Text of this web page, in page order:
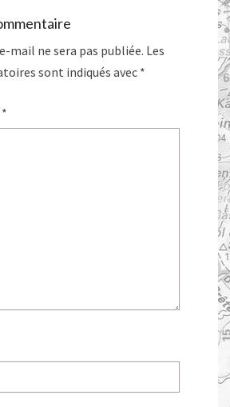
mail ne sera pas publiée. Les
sont indiqués avec *
*